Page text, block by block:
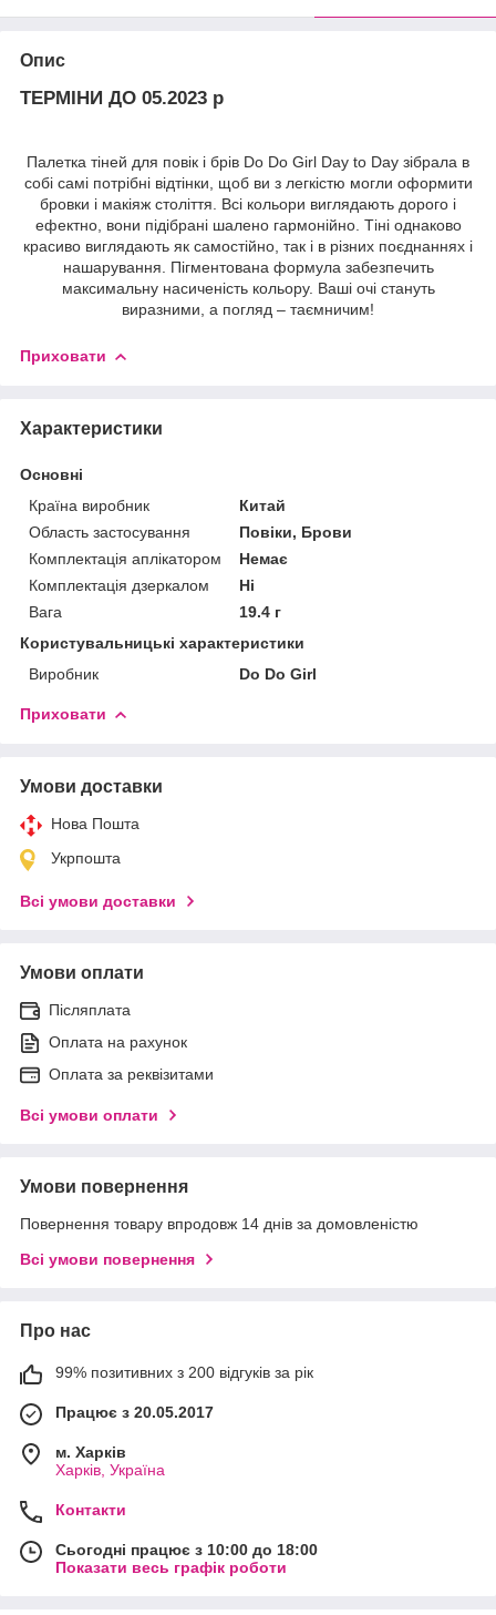
Опис
ТЕРМІНИ ДО 05.2023 р
Палетка тіней для повік і брів Do Do Girl Day to Day зібрала в
собі самі потрібні відтінки, щоб ви з легкістю могли оформити
бровки і макіяж століття. Всі кольори виглядають дорого і
ефектно, вони підібрані шалено гармонійно. Тіні однаково
красиво виглядають як самостійно, так і в різних поєднаннях і
нашарування. Пігментована формула забезпечить
максимальну насиченість кольору. Ваші очі стануть
виразними, а погляд – таємничим!
Приховати
Характеристики
Основні
Країна виробник
Китай
Область застосування
Повіки, Брови
Комплектація аплікатором
Немає
Комплектація дзеркалом
Ні
Вага
19.4 г
Користувальницькі характеристики
Виробник
Do Do Girl
Приховати
Умови доставки
Нова Пошта
Укрпошта
Всі умови доставки
Умови оплати
Післяплата
Оплата на рахунок
Оплата за реквізитами
Всі умови оплати
Умови повернення
Повернення товару впродовж 14 днів за домовленістю
Всі умови повернення
Про нас
99% позитивних з 200 відгуків за рік
Працює з 20.05.2017
м. Харків
Харків, Україна
Контакти
Сьогодні працює з 10:00 до 18:00
Показати весь графік роботи